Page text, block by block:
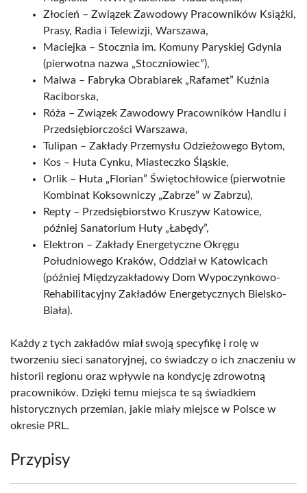
Złocień – Związek Zawodowy Pracowników Książki,
Prasy, Radia i Telewizji, Warszawa,
Maciejka – Stocznia im. Komuny Paryskiej Gdynia
(pierwotna nazwa „Stoczniowiec”),
Malwa – Fabryka Obrabiarek „Rafamet” Kuźnia
Raciborska,
Róża – Związek Zawodowy Pracowników Handlu i
Przedsiębiorczości Warszawa,
Tulipan – Zakłady Przemysłu Odzieżowego Bytom,
Kos – Huta Cynku, Miasteczko Śląskie,
Orlik – Huta „Florian” Świętochłowice (pierwotnie
Kombinat Koksowniczy „Zabrze” w Zabrzu),
Repty – Przedsiębiorstwo Kruszyw Katowice,
później Sanatorium Huty „Łabędy”,
Elektron – Zakłady Energetyczne Okręgu
Południowego Kraków, Oddział w Katowicach
(później Międzyzakładowy Dom Wypoczynkowo-
Rehabilitacyjny Zakładów Energetycznych Bielsko-
Biała).
Każdy z tych zakładów miał swoją specyfikę i rolę w
tworzeniu sieci sanatoryjnej, co świadczy o ich znaczeniu w
historii regionu oraz wpływie na kondycję zdrowotną
pracowników. Dzięki temu miejsca te są świadkiem
historycznych przemian, jakie miały miejsce w Polsce w
okresie PRL.
Przypisy